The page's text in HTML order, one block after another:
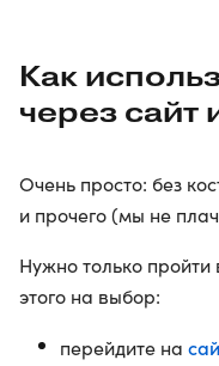
Как
через сайт
Очень просто: без
и прочего (мы не
Нужно только
этого на выбор:
перейдите на